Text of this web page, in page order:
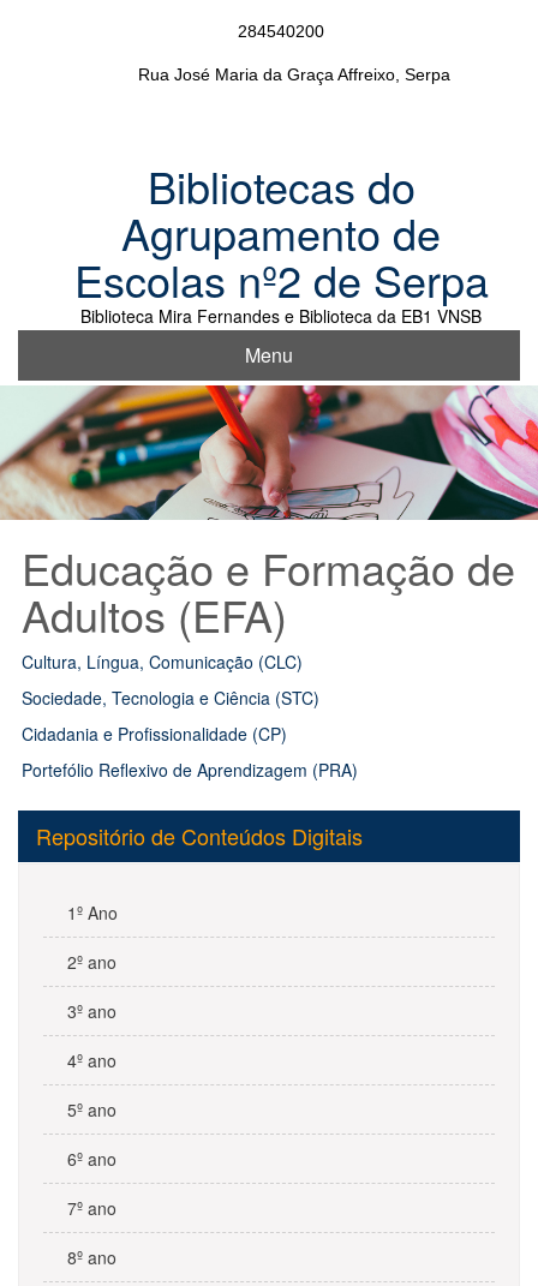
284540200
Rua José Maria da Graça Affreixo, Serpa
Bibliotecas do
Agrupamento de
Escolas nº2 de Serpa
Biblioteca Mira Fernandes e Biblioteca da EB1 VNSB
Menu
Educação e Formação de
Adultos (EFA)
Cultura, Língua, Comunicação (CLC)
Sociedade, Tecnologia e Ciência (STC)
Cidadania e Profissionalidade (CP)
Portefólio Reflexivo de Aprendizagem (PRA)
Repositório de Conteúdos Digitais
1º Ano
2º ano
3º ano
4º ano
5º ano
6º ano
7º ano
8º ano